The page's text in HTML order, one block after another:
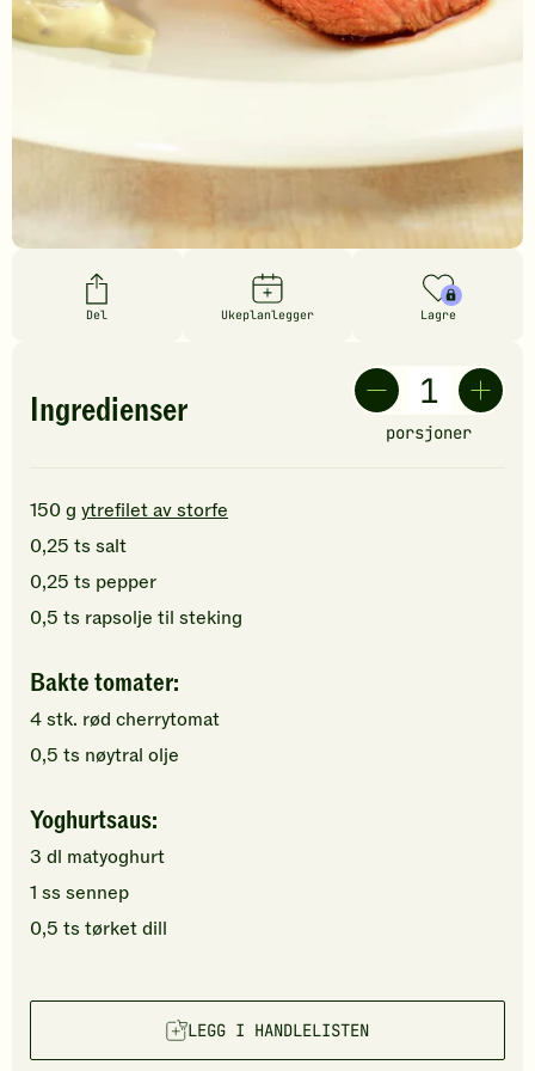
Del Ukeplanlegger Lagre
Ingredienser
porsjoner
150g ytrefilet av storfe
0,25 ts salt
0,25 ts pepper
0,5 ts rapsolje til steking
Bakte tomater:
4stk. rød cherrytomat
0,5 ts nøytral olje
Yoghurtsaus:
3 dl matyoghurt
1 ss sennep
0,5 ts tørket dill
LEGG I HANDLELISTEN